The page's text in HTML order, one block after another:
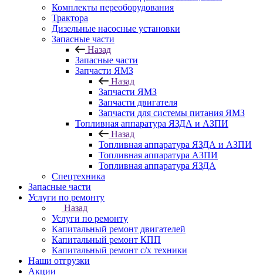
Комплекты переоборудования
Трактора
Дизельные насосные установки
Запасные части
Назад
Запасные части
Запчасти ЯМЗ
Назад
Запчасти ЯМЗ
Запчасти двигателя
Запчасти для системы питания ЯМЗ
Топливная аппаратура ЯЗДА и АЗПИ
Назад
Топливная аппаратура ЯЗДА и АЗПИ
Топливная аппаратура АЗПИ
Топливная аппаратура ЯЗДА
Спецтехника
Запасные части
Услуги по ремонту
Назад
Услуги по ремонту
Капитальный ремонт двигателей
Капитальный ремонт КПП
Капитальный ремонт с/х техники
Наши отгрузки
Акции